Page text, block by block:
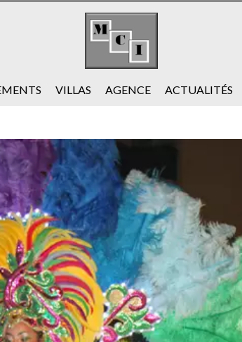
VILLAS AGENCE ACTUALITÉS